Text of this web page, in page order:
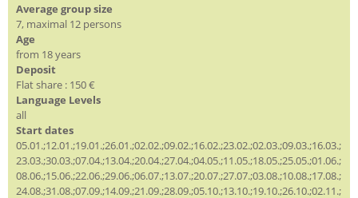
Average group size
7, maximal 12 persons
Age
from 18 years
Deposit
Flat share : 150 €
Language Levels
all
Start dates
05.01.;12.01.;19.01.;26.01.;02.02.;09.02.;16.02.;23.02.;02.03.;09.03.;16.03.;
23.03.;30.03.;07.04.;13.04.;20.04.;27.04.;04.05.;11.05.;18.05.;25.05.;01.06.;
08.06.;15.06.;22.06.;29.06.;06.07.;13.07.;20.07.;27.07.;03.08.;10.08.;17.08.;
24.08.;31.08.;07.09.;14.09.;21.09.;28.09.;05.10.;13.10.;19.10.;26.10.;02.11.;